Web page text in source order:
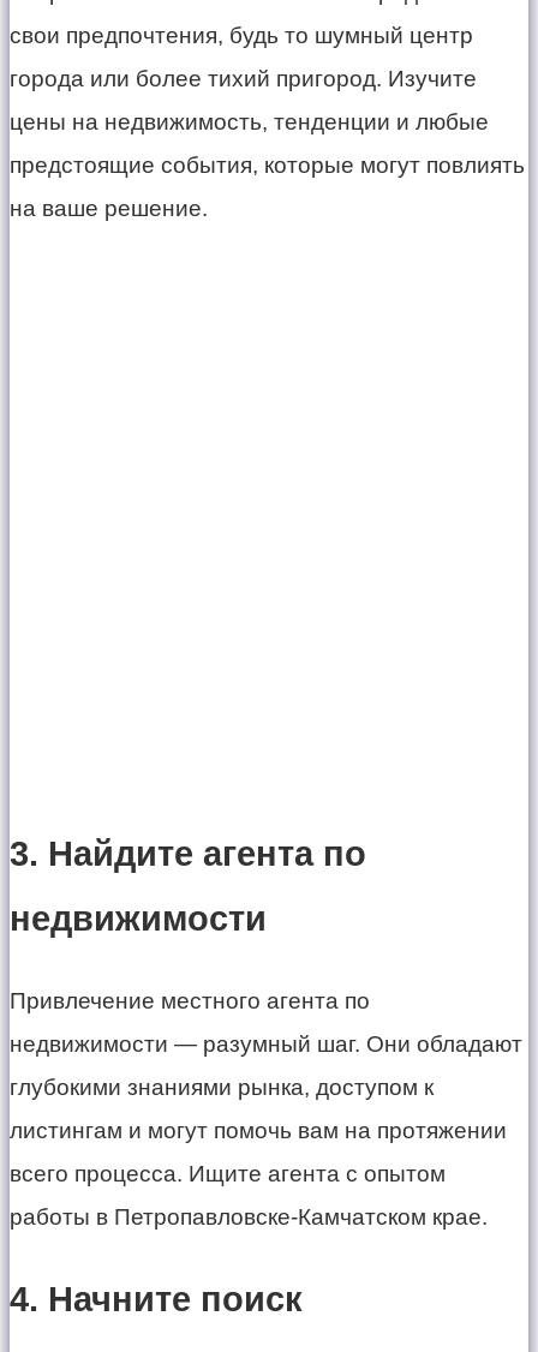
свои предпочтения, будь то шумный центр
города или более тихий пригород. Изучите
цены на недвижимость, тенденции и любые
предстоящие события, которые могут повлиять
на ваше решение.
3. Найдите агента по
недвижимости
Привлечение местного агента по
недвижимости — разумный шаг. Они обладают
глубокими знаниями рынка, доступом к
листингам и могут помочь вам на протяжении
всего процесса. Ищите агента с опытом
работы в Петропавловске-Камчатском крае.
4. Начните поиск